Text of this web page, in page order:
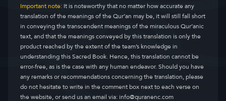
Important note:It is noteworthy that no matter how accurate any
translation of the meanings of the Qur’an may be, it will still fall short
in conveying the transcendent meanings of the miraculous Qur’anic
text, and that the meanings conveyed by this translation is only the
product reached by the extent of the team’s knowledge in
understanding this Sacred Book. Hence, this translation cannot be
error-free, as is the case with any human endeavor. Should you have
any remarks or recommendations concerning the translation, please
do not hesitate to write in the comment box next to each verse on
the website, or send us an email via:info@quranenc.com